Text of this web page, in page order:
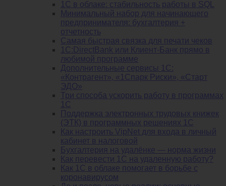
1С в облаке: стабильность работы в SQL
Минимальный набор для начинающего
предпринимателя: бухгалтерия +
отчетность
Самая быстрая связка для печати чеков
1С:DirectBank или Клиент-Банк прямо в
любимой программе
Дополнительные сервисы 1С:
«Контрагент», «1Спарк Риски», «Старт
ЭДО»
Три способа ускорить работу в программах
1С
Поддержка электронных трудовых книжек
(ЭТК) в программных решениях 1С
Как настроить VipNet для входа в личный
кабинет в налоговой
Бухгалтерия на удалёнке — норма жизни
Как перевести 1С на удаленную работу?
Как 1С в облаке помогает в борьбе с
коронавирусом